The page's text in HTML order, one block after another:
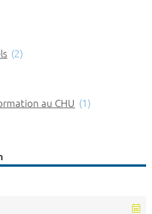
(2)
au CHU (1)